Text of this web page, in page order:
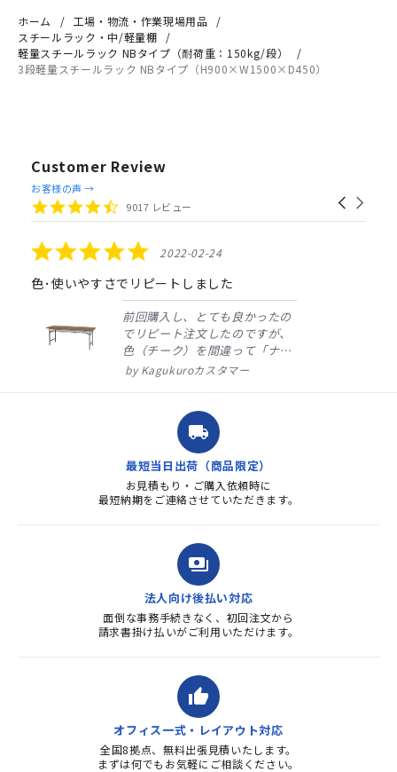
ホーム
工場・物流・作業現場用品
スチールラック・中/軽量棚
軽量スチールラック NBタイプ（耐荷重：150kg/段）
3段軽量スチールラック NBタイプ（H900×W1500×D450）
Customer Review
Reviews
carousel
Carousel
arrows
4.4
star
9017 レビュー
お客様の声 →
5.0
star
rating
2022-02-24
色･使いやすさでリピートしました
前回購入し、とても良かったの
でリピート注文したのですが、
色（チーク）を間違って「ナチ
ュラル」としてしまいました。
ました。商品到着も早く、品
質・使いやすさで満足していま
す。また、リピートするときは
よろしくお...
Kagukuroカスタマー
local_shipping
最短当日出荷（商品限定）
お見積もり・ご購入依頼時に
最短納期をご連絡させていただきます。
payments
法人向け後払い対応
面倒な事務手続きなく、初回注文から
請求書掛け払いがご利用いただけます。
thumb_up
オフィス一式・レイアウト対応
全国8拠点、無料出張見積いたします。
まずは何でもお気軽にご相談ください。